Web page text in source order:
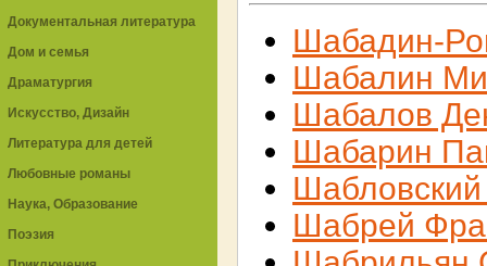
Шабадин-
Шабалин
Шабалов
Шабарин
Шабрей
Документальная литература
Дом и семья
Драматургия
Искусство, Дизайн
Литература для детей
Любовные романы
Наука, Образование
Поэзия